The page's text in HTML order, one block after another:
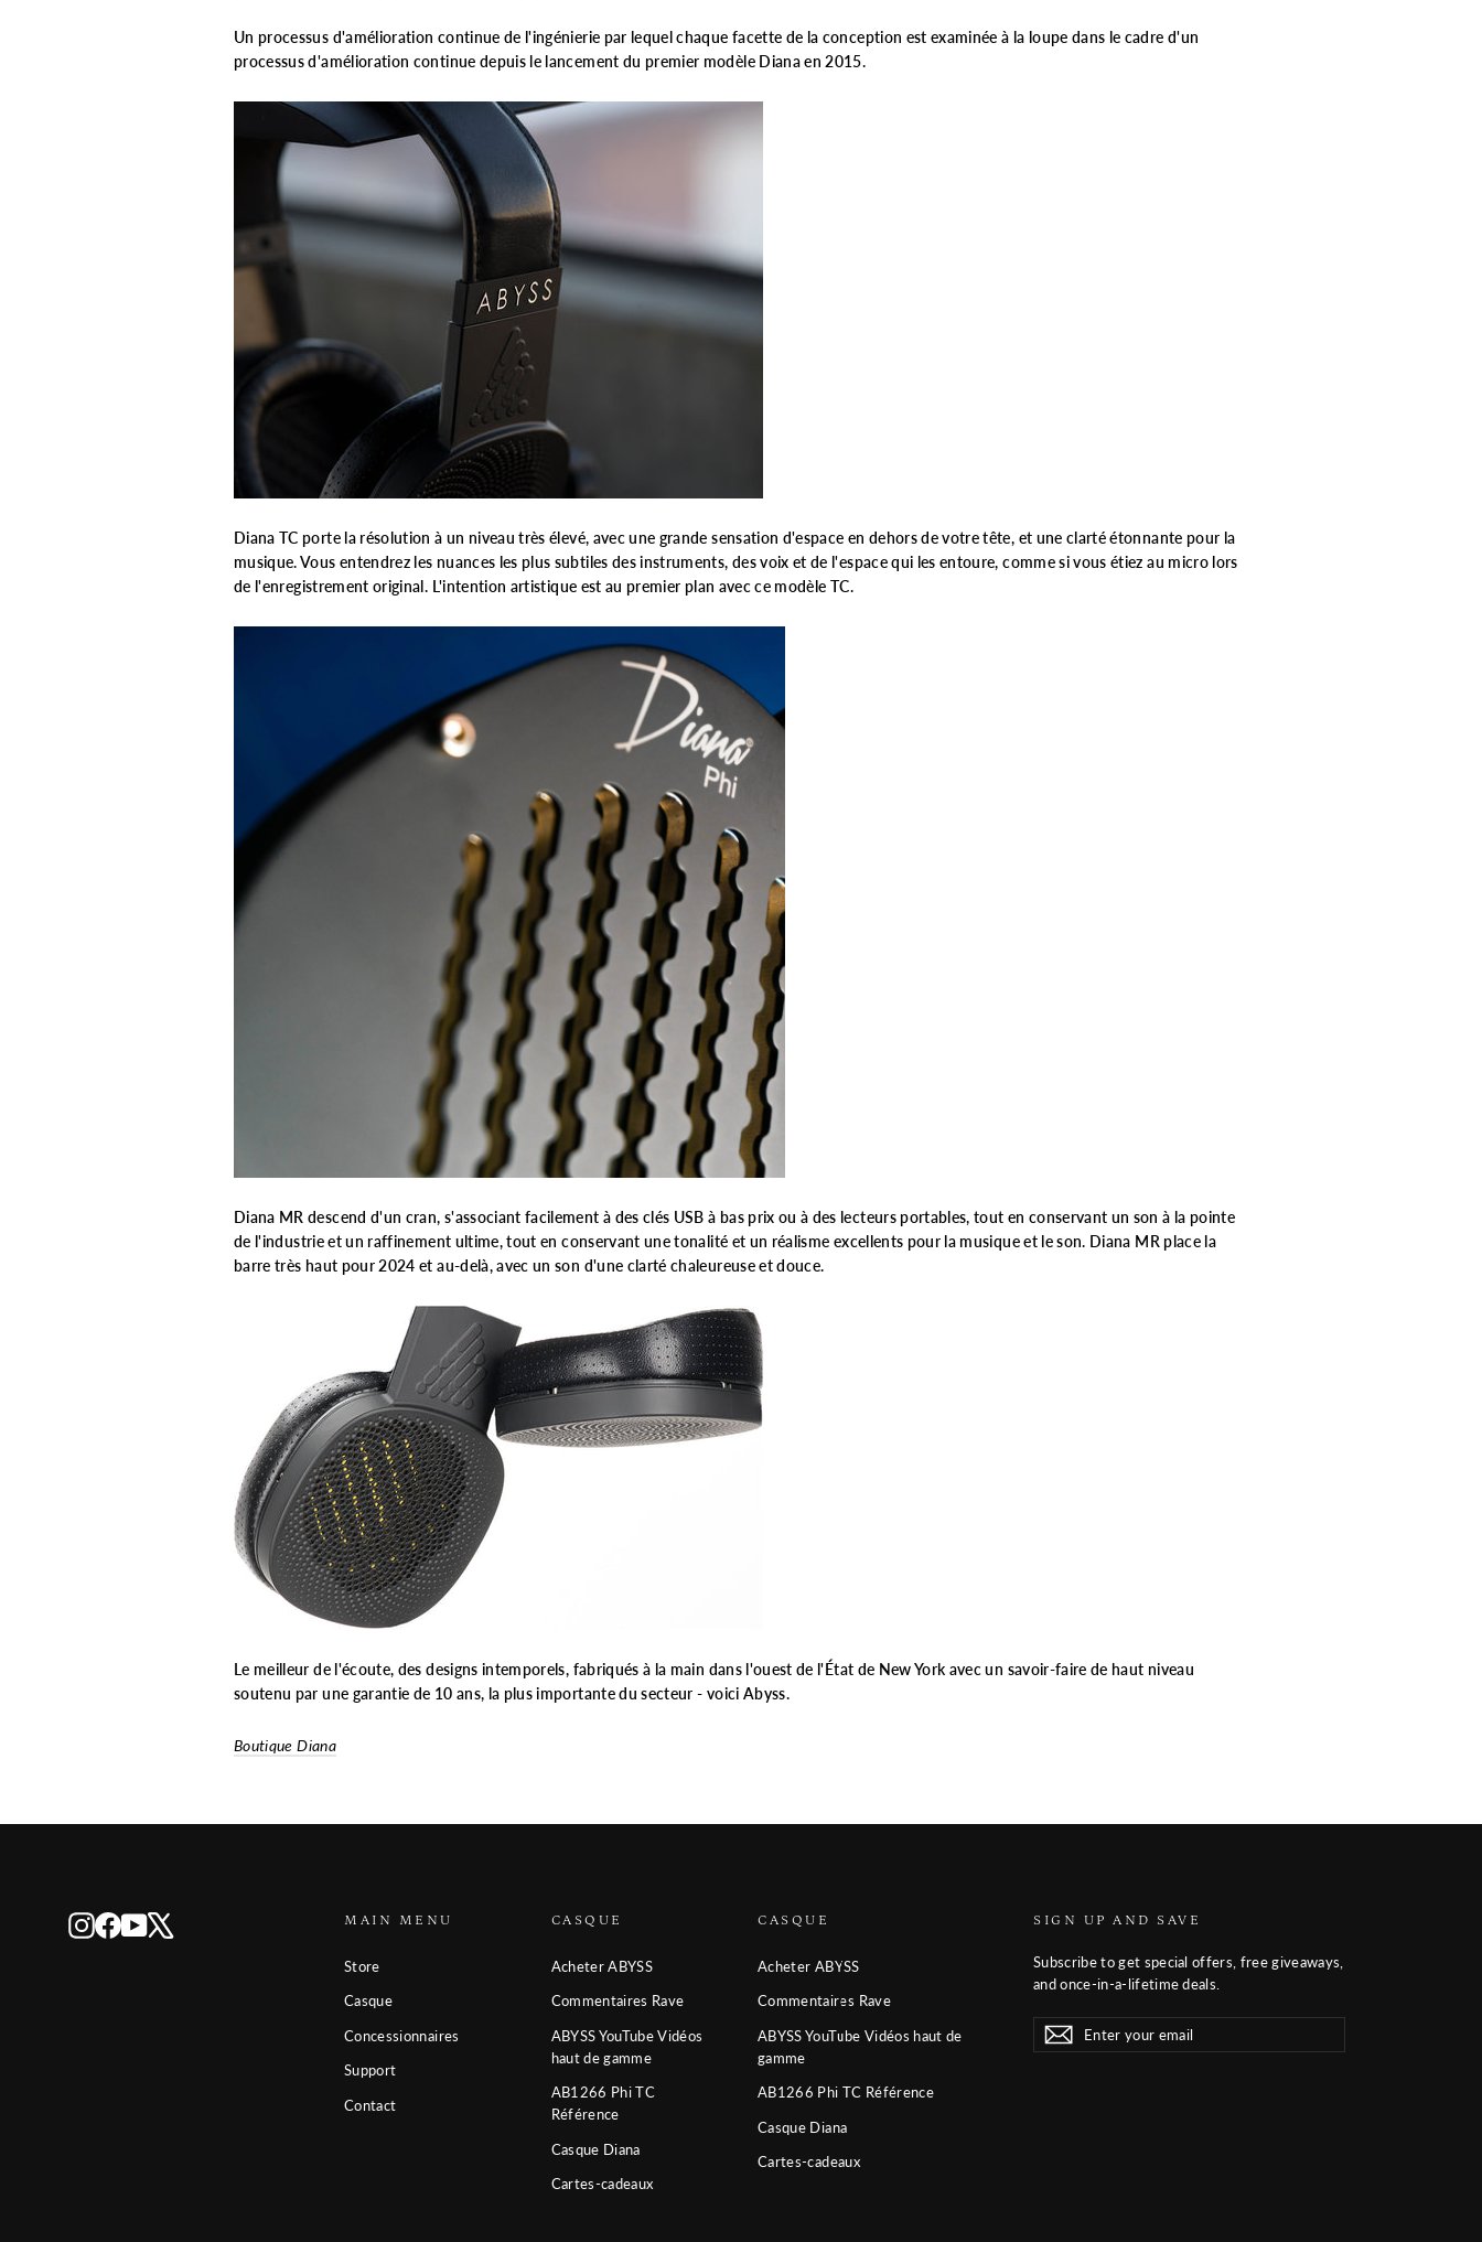
Un processus d'amélioration continue de l'ingénierie par lequel chaque facette de la conception est examinée à la loupe dans le cadre d'un
processus d'amélioration continue depuis le lancement du premier modèle Diana en 2015.
Diana TC porte la résolution à un niveau très élevé, avec une grande sensation d'espace en dehors de votre tête, et une clarté étonnante pour la
musique. Vous entendrez les nuances les plus subtiles des instruments, des voix et de l'espace qui les entoure, comme si vous étiez au micro lors
de l'enregistrement original. L'intention artistique est au premier plan avec ce modèle TC.
Diana MR descend d'un cran, s'associant facilement à des clés USB à bas prix ou à des lecteurs portables, tout en conservant un son à la pointe
de l'industrie et un raffinement ultime, tout en conservant une tonalité et un réalisme excellents pour la musique et le son. Diana MR place la
barre très haut pour 2024 et au-delà, avec un son d'une clarté chaleureuse et douce.
Le meilleur de l'écoute, des designs intemporels, fabriqués à la main dans l'ouest de l'État de New York avec un savoir-faire de haut niveau
soutenu par une garantie de 10 ans, la plus importante du secteur - voici Abyss.
Boutique Diana
Instagram
Facebook
YouTube MAIN MENU
Store
Casque
Concessionnaires
Support
Contact
CASQUE
Acheter ABYSS
Commentaires Rave
ABYSS YouTube Vidéos
haut de gamme
AB1266 Phi TC
Référence
Casque Diana
Cartes-cadeaux
CASQUE
Acheter ABYSS
Commentaires Rave
ABYSS YouTube Vidéos haut de
gamme
AB1266 Phi TC Référence
Casque Diana
Cartes-cadeaux
SIGN UP AND SAVE
Subscribe to get special offers, free giveaways,
and once-in-a-lifetime deals.
Enter
your
SubscribeSubscribe